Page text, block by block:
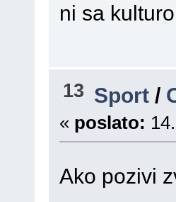
ni sa
13 Sport /
« poslato:
Ako pozivi